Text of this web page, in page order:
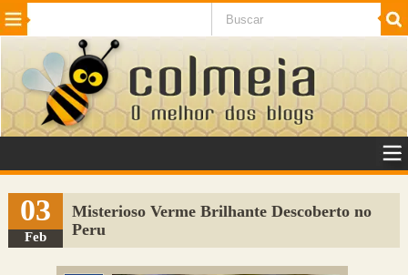
Beleza Cinema e TV
Internet Jogos NotÃ­cias SaÃºde
VeÃ­culos Adulto
Sugerir Link
Adicionar Blog
Colmeia Exchange
03
Feb
Misterioso Verme Brilhante Descoberto no
Peru